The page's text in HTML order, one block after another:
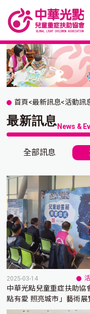
最新訊息 News &
首頁<最新訊息<活動訊
全部訊息
2025-03-14
中華光點兒童重症扶助協
點有愛 照亮城市」藝術展
手LaLaport台中點亮希望